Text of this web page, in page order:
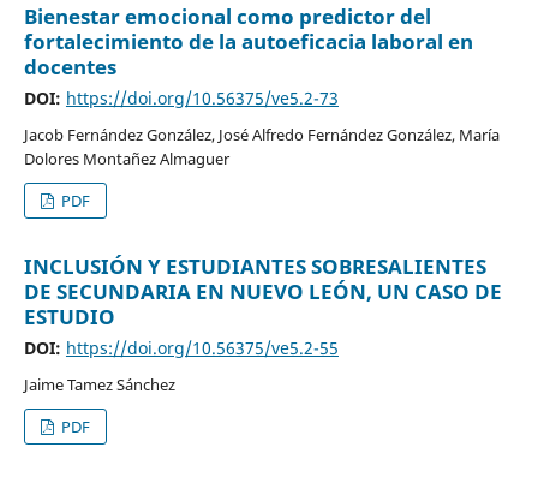
Bienestar emocional como predictor del
fortalecimiento de la autoeficacia laboral en
docentes
DOI: https://doi.org/10.56375/ve5.2-73
Jacob Fernández González, José Alfredo Fernández González, María
Dolores Montañez Almaguer
PDF
INCLUSIÓN Y ESTUDIANTES SOBRESALIENTES
DE SECUNDARIA EN NUEVO LEÓN, UN CASO DE
ESTUDIO
DOI: https://doi.org/10.56375/ve5.2-55
Jaime Tamez Sánchez
PDF